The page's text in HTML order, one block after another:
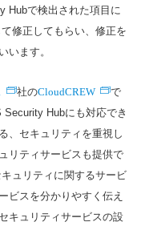
Hubで検出された項目に
修正してもらい、修正を
います。
社のCloudCREW
で
Hubにも対応でき
、セキュリティを重視し
リティサービスも提供で
ュリティに関するサービ
ビスを分かりやすく伝え
キュリティサービスの設